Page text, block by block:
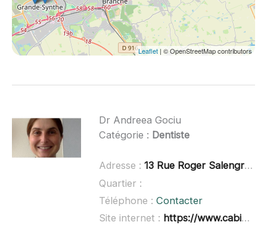
Leaflet | © OpenStreetMap contributors
Dr Andreea Gociu
Catégorie : Dentiste
Adresse : 13 Rue Roger Salengro, 59123 Bray-Dunes
Quartier :
Téléphone : Contacter
Site internet : https://www.cabinetdentairebray-dunes.fr/